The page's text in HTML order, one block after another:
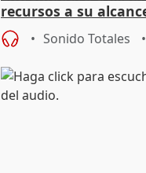
recursos a su
más menores
Sonido Totales